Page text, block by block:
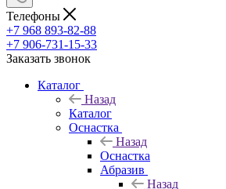
Телефоны
+7 968 893-82-88
+7 906-731-15-33
Заказать звонок
Каталог
Назад
Каталог
Оснастка
Назад
Оснастка
Абразив
Назад